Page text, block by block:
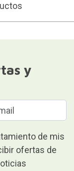
y
de mis
ofertas de